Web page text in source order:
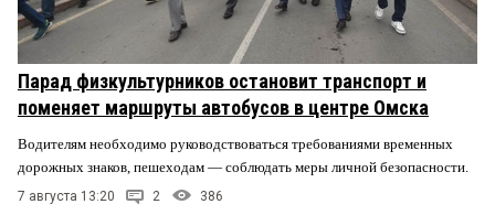
Парад физкультурников остановит транспорт и
поменяет маршруты автобусов в центре Омска
Водителям необходимо руководствоваться требованиями временных
дорожных знаков, пешеходам — соблюдать меры личной безопасности.
7 августа 13:20 2 386